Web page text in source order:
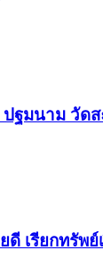
ฐม​นาม​ วัด
เรียก​ทรัพย์